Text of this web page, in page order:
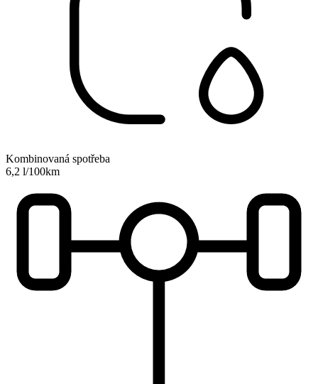
Kombinovaná spotřeba
6,2 l/100km